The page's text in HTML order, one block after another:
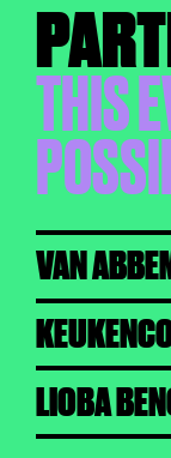
THIS
VAN
LIOBA